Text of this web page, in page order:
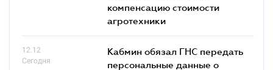
компенсацию стоимости
агротехники
12.12
Сегодня
Кабмин обязал ГНС передать
персональные данные о